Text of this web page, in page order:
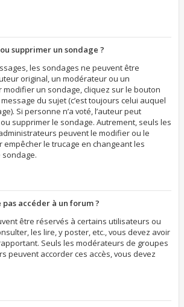
supprimer un sondage ?
les sondages ne peuvent être
original, un modérateur ou un
modifier un sondage, cliquez sur le bouton
du sujet (c’est toujours celui auquel
Si personne n’a voté, l’auteur peut
supprimer le sondage. Autrement, seuls les
peuvent le modifier ou le
empêcher le trucage en changeant les
accéder à un forum ?
être réservés à certains utilisateurs ou
les lire, y poster, etc., vous devez avoir
Seuls les modérateurs de groupes
peuvent accorder ces accès, vous devez